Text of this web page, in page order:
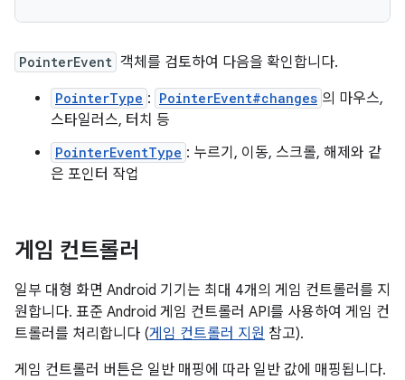
PointerEvent 객체를 검토하여 다음을 확인합니다.
PointerType : PointerEvent#changes 의 마우스,
스타일러스, 터치 등
PointerEventType : 누르기, 이동, 스크롤, 해제와 같
은 포인터 작업
게임 컨트롤러
일부 대형 화면 Android 기기는 최대 4개의 게임 컨트롤러를 지
원합니다. 표준 Android 게임 컨트롤러 API를 사용하여 게임 컨
트롤러를 처리합니다 (게임 컨트롤러 지원 참고).
게임 컨트롤러 버튼은 일반 매핑에 따라 일반 값에 매핑됩니다.